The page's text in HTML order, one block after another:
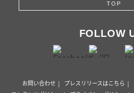
TOP
FOLLOW
お問い合わせ プレスリリースはこちら